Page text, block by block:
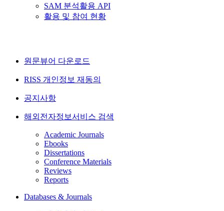
SAM 분석활용 API
활용 및 참여 현황
원문뷰어 다운로드
RISS 개인정보 재동의
공지사항
해외전자정보서비스 검색
Academic Journals
Ebooks
Dissertations
Conference Materials
Reviews
Reports
Databases & Journals